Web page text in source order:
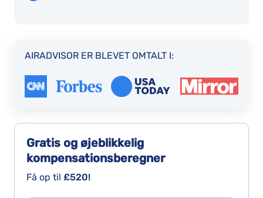
AIRADVISOR ER BLEVET OMTALT I:
Gratis og øjeblikkelig
kompensationsberegner
Få op til £520!